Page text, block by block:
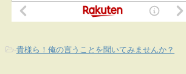
-貴様ら！俺の言うことを聞いてみませんか？